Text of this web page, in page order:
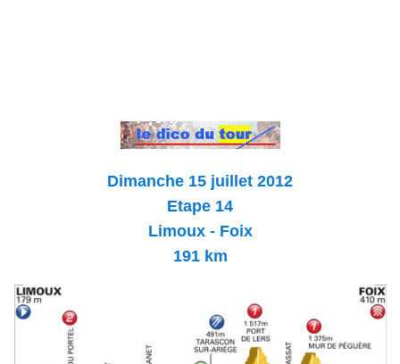
Dimanche 15 juillet 2012
Etape 14
Limoux - Foix
191 km